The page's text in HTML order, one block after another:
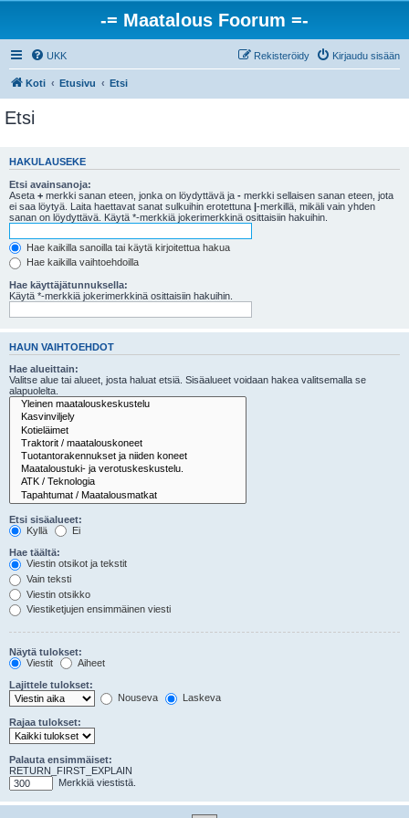
-= Maatalous Foorum =-
UKK Kirjaudu sisään
Rekisteröidy
Koti Etusivu Etsi
Etsi
HAKULAUSEKE
Etsi avainsanoja:
Aseta + merkki sanan eteen, jonka on löydyttävä ja - merkki sellaisen sanan eteen, jota
ei saa löytyä. Laita haettavat sanat sulkuihin erotettuna |-merkillä, mikäli vain yhden
sanan on löydyttävä. Käytä *-merkkiä jokerimerkkinä osittaisiin hakuihin.
Hae kaikilla sanoilla tai käytä kirjoitettua hakua
Hae kaikilla vaihtoehdoilla
Hae käyttäjätunnuksella:
Käytä *-merkkiä jokerimerkkinä osittaisiin hakuihin.
HAUN VAIHTOEHDOT
Hae alueittain:
Valitse alue tai alueet, josta haluat etsiä. Sisäalueet voidaan hakea valitsemalla se
alapuolelta.
Etsi sisäalueet:
Kyllä
Ei
Hae täältä:
Viestin otsikot ja tekstit
Vain teksti
Viestin otsikko
Viestiketjujen ensimmäinen viesti
Näytä tulokset:
Viestit
Aiheet
Lajittele tulokset:
Nouseva
Laskeva
Rajaa tulokset:
Palauta ensimmäiset:
RETURN_FIRST_EXPLAIN
Merkkiä viestistä.